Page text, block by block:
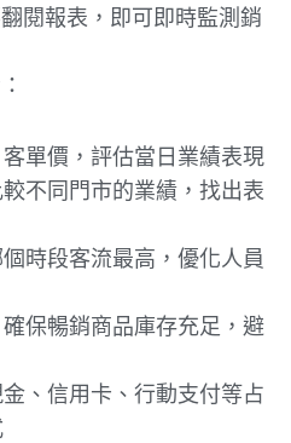
閱報表，即可即時監測銷
單價，評估當日業績表現
不同門市的業績，找出表
時段客流最高，優化人員
保暢銷商品庫存充足，避
、信用卡、行動支付等占